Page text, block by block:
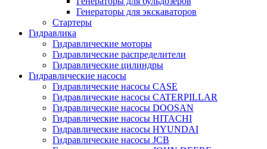
Генераторы для экскаваторов
Стартеры
Гидравлика
Гидравлические моторы
Гидравлические распределители
Гидравлические цилиндры
Гидравлические насосы
Гидравлические насосы CASE
Гидравлические насосы CATERPILLAR
Гидравлические насосы DOOSAN
Гидравлические насосы HITACHI
Гидравлические насосы HYUNDAI
Гидравлические насосы JCB